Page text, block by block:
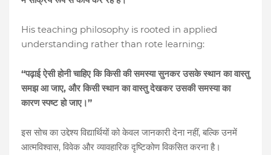
His teaching philosophy is rooted in applied
understanding rather than rote learning:
“पढ़ाई ऐसी होनी चाहिए कि किसी की समस्या सुनकर उसके स्थान का वास्तु
समझ आ जाए, और किसी स्थान का वास्तु देखकर उसकी समस्या का
कारण स्पष्ट हो जाए।”
इस सोच का उद्देश्य विद्यार्थियों को केवल जानकारी देना नहीं, बल्कि उनमें
आत्मविश्वास, विवेक और व्यावहारिक दृष्टिकोण विकसित करना है।